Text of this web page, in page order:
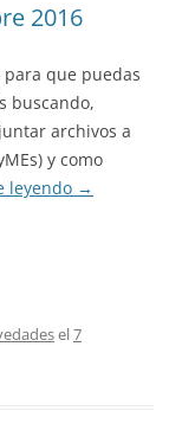
2016
que puedas
buscando,
archivos a
y como
leyendo →
el7